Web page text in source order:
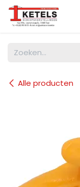
Overslaan naar inhoud
Alle producten